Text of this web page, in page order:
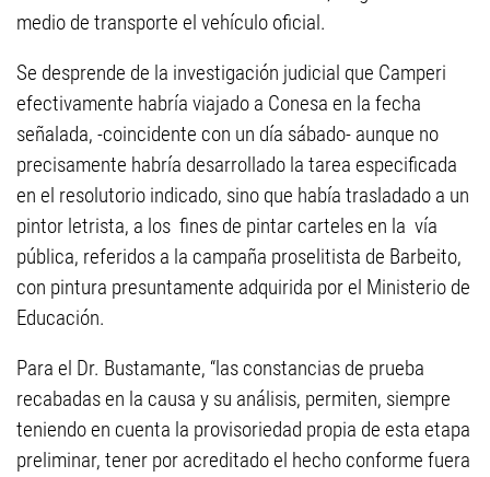
medio de transporte el vehículo oficial.
Se desprende de la investigación judicial que Camperi
efectivamente habría viajado a Conesa en la fecha
señalada, -coincidente con un día sábado- aunque no
precisamente habría desarrollado la tarea especificada
en el resolutorio indicado, sino que había trasladado a un
pintor letrista, a los fines de pintar carteles en la vía
pública, referidos a la campaña proselitista de Barbeito,
con pintura presuntamente adquirida por el Ministerio de
Educación.
Para el Dr. Bustamante, “las constancias de prueba
recabadas en la causa y su análisis, permiten, siempre
teniendo en cuenta la provisoriedad propia de esta etapa
preliminar, tener por acreditado el hecho conforme fuera